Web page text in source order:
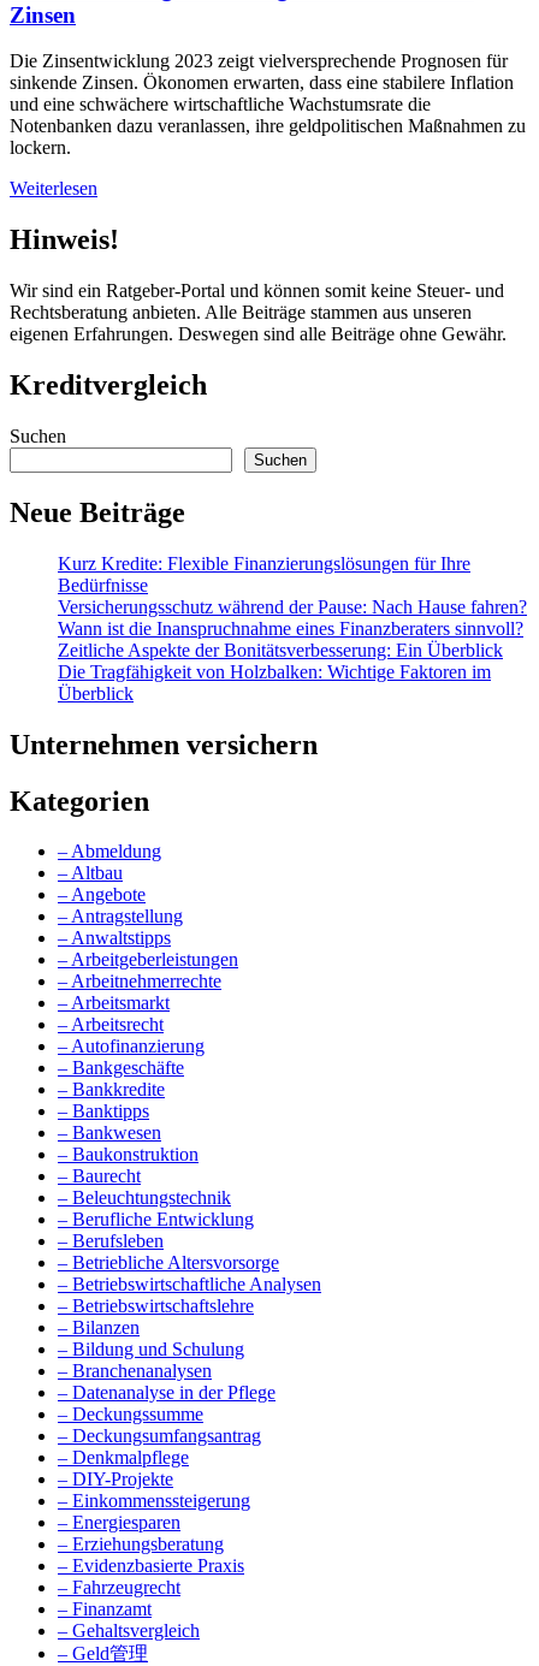
Zinsen
Die Zinsentwicklung 2023 zeigt vielversprechende Prognosen für
sinkende Zinsen. Ökonomen erwarten, dass eine stabilere Inflation
und eine schwächere wirtschaftliche Wachstumsrate die
Notenbanken dazu veranlassen, ihre geldpolitischen Maßnahmen zu
lockern.
Weiterlesen
Hinweis!
Wir sind ein Ratgeber-Portal und können somit keine Steuer- und
Rechtsberatung anbieten. Alle Beiträge stammen aus unseren
eigenen Erfahrungen. Deswegen sind alle Beiträge ohne Gewähr.
Kreditvergleich
Suchen
Suchen
Neue Beiträge
Kurz Kredite: Flexible Finanzierungslösungen für Ihre
Bedürfnisse
Versicherungsschutz während der Pause: Nach Hause fahren?
Wann ist die Inanspruchnahme eines Finanzberaters sinnvoll?
Zeitliche Aspekte der Bonitätsverbesserung: Ein Überblick
Die Tragfähigkeit von Holzbalken: Wichtige Faktoren im
Überblick
Unternehmen versichern
Kategorien
– Abmeldung
– Altbau
– Angebote
– Antragstellung
– Anwaltstipps
– Arbeitgeberleistungen
– Arbeitnehmerrechte
– Arbeitsmarkt
– Arbeitsrecht
– Autofinanzierung
– Bankgeschäfte
– Bankkredite
– Banktipps
– Bankwesen
– Baukonstruktion
– Baurecht
– Beleuchtungstechnik
– Berufliche Entwicklung
– Berufsleben
– Betriebliche Altersvorsorge
– Betriebswirtschaftliche Analysen
– Betriebswirtschaftslehre
– Bilanzen
– Bildung und Schulung
– Branchenanalysen
– Datenanalyse in der Pflege
– Deckungssumme
– Deckungsumfangsantrag
– Denkmalpflege
– DIY-Projekte
– Einkommenssteigerung
– Energiesparen
– Erziehungsberatung
– Evidenzbasierte Praxis
– Fahrzeugrecht
– Finanzamt
– Gehaltsvergleich
– Geld管理